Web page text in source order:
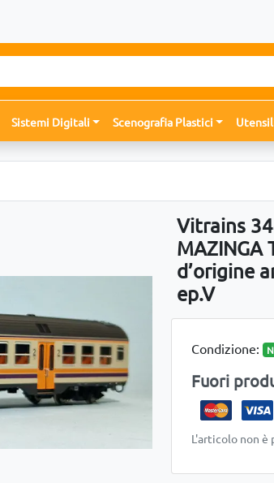
Sistemi Digitali Scenografia Plastici
Vitrains
MAZINGA
d’origine
ep.V
Condizione:
Fuori
L'articolo non è